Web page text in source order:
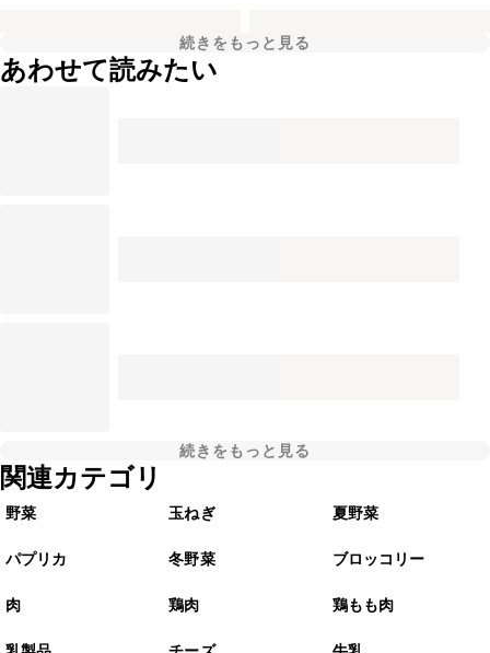
続きをもっと見る
あわせて読みたい
続きをもっと見る
関連カテゴリ
野菜 玉ねぎ 夏野菜
パプリカ 冬野菜 ブロッコリー
肉 鶏肉 鶏もも肉